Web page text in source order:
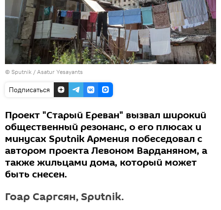
© Sputnik / Asatur Yesayants
Подписаться
Проект "Старый Ереван" вызвал широкий
общественный резонанс, о его плюсах и
минусах Sputnik Армения побеседовал с
автором проекта Левоном Варданяном, а
также жильцами дома, который может
быть снесен.
Гоар Саргсян, Sputnik.